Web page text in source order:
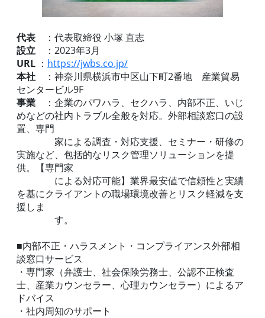
代表 ：代表取締役 小塚 直志
設立 ：2023年3月
URL ： https://jwbs.co.jp/
本社 ：神奈川県横浜市中区山下町2番地 産業貿易
センタービル9F
事業 ：企業のパワハラ、セクハラ、内部不正、いじ
めなどの社内トラブル全般を対応。外部相談窓口の設
置、専門
家による調査・対応支援、セミナー・研修の
実施など、包括的なリスク管理ソリューションを提
供。【専門家
による対応可能】業界最安値で信頼性と実績
を基にクライアントの職場環境改善とリスク軽減を支
援しま
す。
■内部不正・ハラスメント・コンプライアンス外部相
談窓口サービス
・専門家（弁護士、社会保険労務士、公認不正検査
士、産業カウンセラー、心理カウンセラー）によるア
ドバイス
・社内周知のサポート